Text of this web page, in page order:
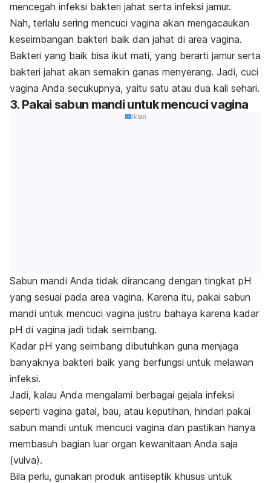
mencegah infeksi bakteri jahat serta infeksi jamur.
Nah, terlalu sering mencuci vagina akan mengacaukan
keseimbangan bakteri baik dan jahat di area vagina.
Bakteri yang baik bisa ikut mati, yang berarti jamur serta
bakteri jahat akan semakin ganas menyerang. Jadi, cuci
vagina Anda secukupnya, yaitu satu atau dua kali sehari.
3. Pakai sabun mandi untuk mencuci vagina
Iklan
Sabun mandi Anda tidak dirancang dengan tingkat pH
yang sesuai pada area vagina. Karena itu, pakai sabun
mandi untuk mencuci vagina justru bahaya karena kadar
pH di vagina jadi tidak seimbang.
Kadar pH yang seimbang dibutuhkan guna menjaga
banyaknya bakteri baik yang berfungsi untuk melawan
infeksi.
Jadi, kalau Anda mengalami berbagai gejala infeksi
seperti vagina gatal, bau, atau keputihan, hindari pakai
sabun mandi untuk mencuci vagina dan pastikan hanya
membasuh bagian luar organ kewanitaan Anda saja
(vulva).
Bila perlu, gunakan produk antiseptik khusus untuk